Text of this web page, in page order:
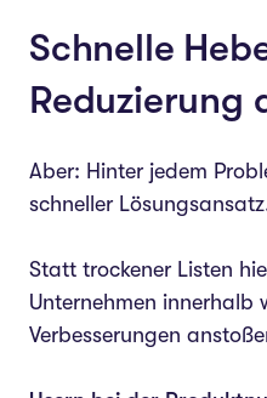
Schnelle
Reduzierung
Aber: Hinter jedem
schneller
Statt trockener Listen
Unternehmen innerhalb
Verbesserungen